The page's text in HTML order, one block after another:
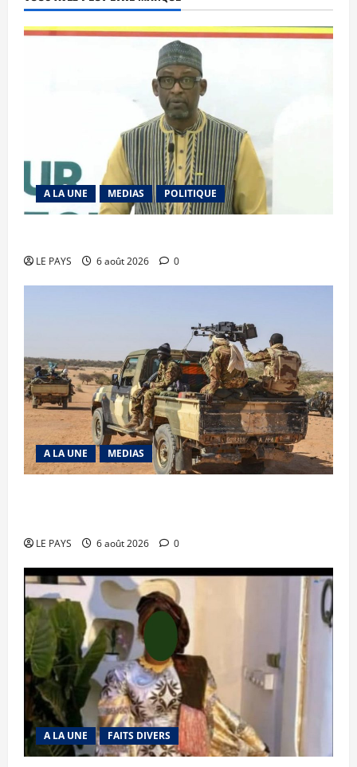
A LA UNE MEDIAS POLITIQUE
LE PAYS 6 août 2026 0
A LA UNE MEDIAS
LE PAYS 6 août 2026 0
A LA UNE FAITS DIVERS